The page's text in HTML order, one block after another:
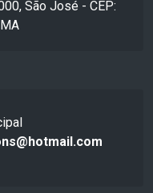
São José - CEP: